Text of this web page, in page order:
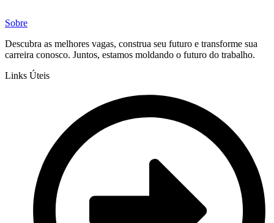
Sobre
Descubra as melhores vagas, construa seu futuro e transforme sua
carreira conosco. Juntos, estamos moldando o futuro do trabalho.
Links Úteis